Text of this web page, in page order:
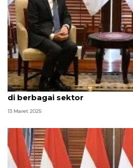
RI sambut komitmen
di berbagai sektor
13 Maret 2025